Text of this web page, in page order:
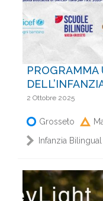
PROGRAMMA
2 Ottobre 2025
Grosseto
Infanzia